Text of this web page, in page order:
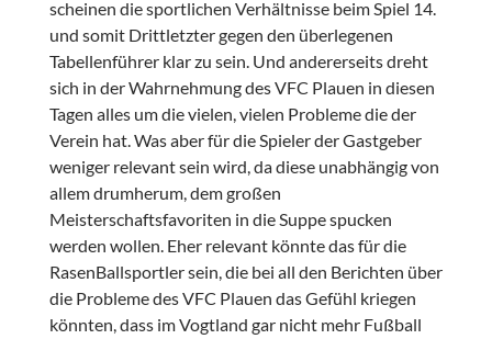
scheinen die sportlichen Verhältnisse beim Spiel 14.
und somit Drittletzter gegen den überlegenen
Tabellenführer klar zu sein. Und andererseits dreht
sich in der Wahrnehmung des VFC Plauen in diesen
Tagen alles um die vielen, vielen Probleme die der
Verein hat. Was aber für die Spieler der Gastgeber
weniger relevant sein wird, da diese unabhängig von
allem drumherum, dem großen
Meisterschaftsfavoriten in die Suppe spucken
werden wollen. Eher relevant könnte das für die
RasenBallsportler sein, die bei all den Berichten über
die Probleme des VFC Plauen das Gefühl kriegen
könnten, dass im Vogtland gar nicht mehr Fußball